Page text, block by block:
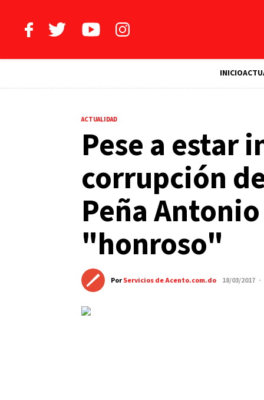
INICIO
ACTUALIDAD
Pese a estar
corrupción
Peña
"honroso"
PorServicios de Acento.com.do 18/03/2017 ·